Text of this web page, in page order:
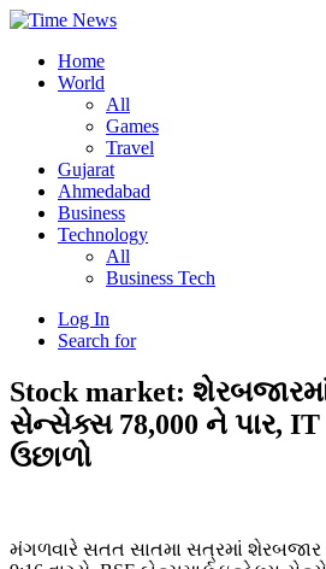
Home
World
All
Games
Travel
Gujarat
Ahmedabad
Business
Technology
All
Business Tech
Log In
Search for
Stock market:
સેન્સેક્સ 78,000 ને પાર, IT
ઉછાળો
મંગળવારે સતત સાતમા સત્રમાં